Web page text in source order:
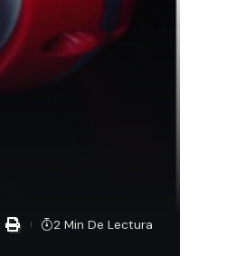
2 Min De Lectura